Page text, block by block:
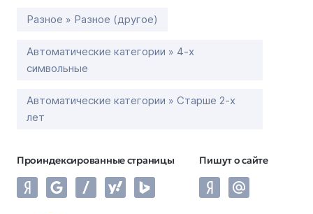
Разное » Разное (другое)
Автоматические категории » 4-х
символьные
Автоматические категории » Старше 2-х
лет
Проиндексированные страницы Пишут о сайте